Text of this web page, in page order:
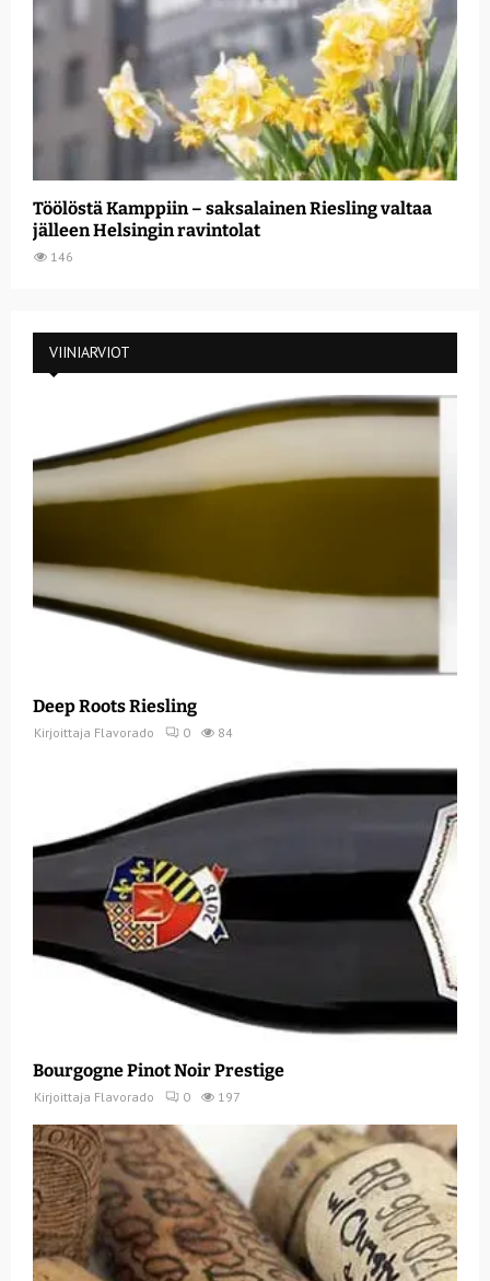
Töölöstä Kamppiin – saksalainen Riesling valtaa
jälleen Helsingin ravintolat
146
VIINIARVIOT
Deep Roots Riesling
Kirjoittaja Flavorado 0 84
Bourgogne Pinot Noir Prestige
Kirjoittaja Flavorado 0 197